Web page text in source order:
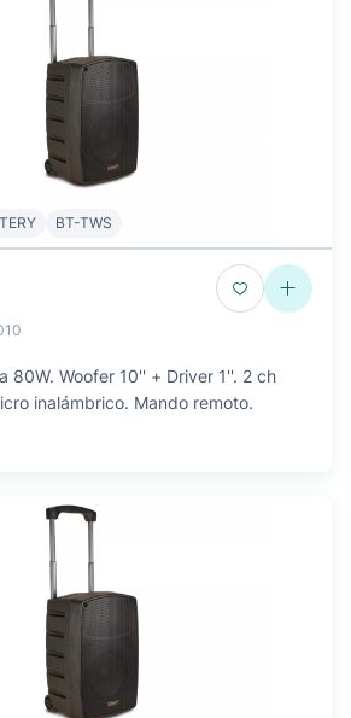
BT-TWS
80W. Woofer 10'' + Driver 1''. 2 ch
inalámbrico. Mando remoto.